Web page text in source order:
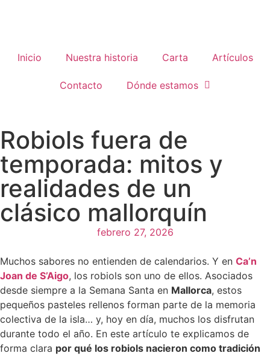
Inicio Nuestra historia Carta Artículos
Contacto Dónde estamos
Robiols fuera de
temporada: mitos y
realidades de un
clásico mallorquín
febrero 27, 2026
Muchos sabores no entienden de calendarios. Y en Ca’n
Joan de S’Aigo, los robiols son uno de ellos. Asociados
desde siempre a la Semana Santa en Mallorca, estos
pequeños pasteles rellenos forman parte de la memoria
colectiva de la isla… y, hoy en día, muchos los disfrutan
durante todo el año. En este artículo te explicamos de
forma clara por qué los robiols nacieron como tradición